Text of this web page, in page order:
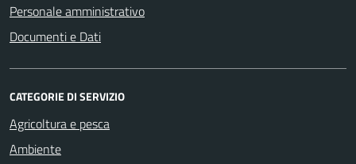
Personale amministrativo
Documenti e Dati
CATEGORIE DI SERVIZIO
Agricoltura e pesca
Ambiente